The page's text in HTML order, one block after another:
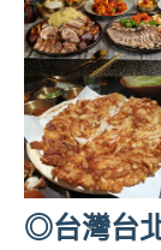
FANG
團、
主
題
旅
遊、
達
帶
◎台灣台